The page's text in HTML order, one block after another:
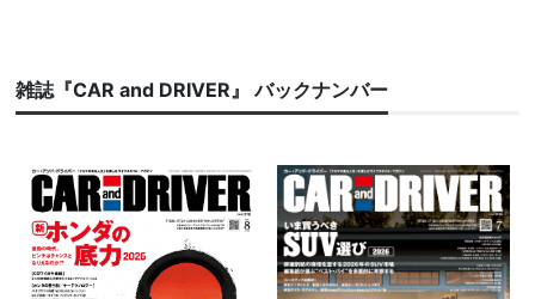
雑誌『CAR and DRIVER』 バックナンバー